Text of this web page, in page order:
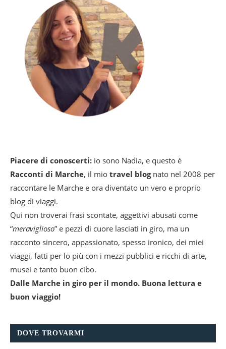
Piacere di conoscerti: io sono Nadia, e questo è
Racconti di Marche, il mio travel blognato nel 2008 per
raccontare le Marche e ora diventato un vero e proprio
blog di viaggi.
Qui non troverai frasi scontate, aggettivi abusati come
“meraviglioso” e pezzi di cuore lasciati in giro, ma un
racconto sincero, appassionato, spesso ironico, dei miei
viaggi, fatti per lo più con i mezzi pubblici e ricchi di arte,
musei e tanto buon cibo.
Dalle Marche in giro per il mondo. Buona lettura e
buon viaggio!
DOVE TROVARMI